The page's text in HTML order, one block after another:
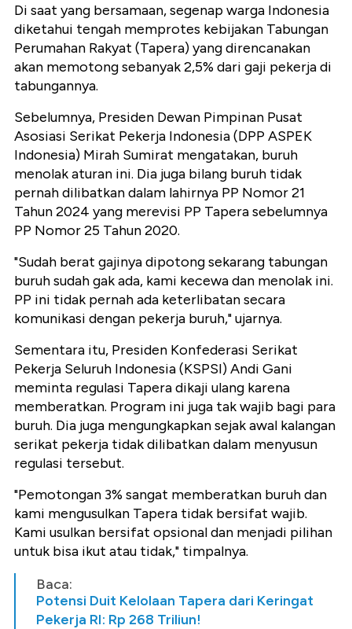
Di saat yang bersamaan, segenap warga Indonesia
diketahui tengah memprotes kebijakan Tabungan
Perumahan Rakyat (Tapera) yang direncanakan
akan memotong sebanyak 2,5% dari gaji pekerja di
tabungannya.
Sebelumnya, Presiden Dewan Pimpinan Pusat
Asosiasi Serikat Pekerja Indonesia (DPP ASPEK
Indonesia) Mirah Sumirat mengatakan, buruh
menolak aturan ini. Dia juga bilang buruh tidak
pernah dilibatkan dalam lahirnya PP Nomor 21
Tahun 2024 yang merevisi PP Tapera sebelumnya
PP Nomor 25 Tahun 2020.
"Sudah berat gajinya dipotong sekarang tabungan
buruh sudah gak ada, kami kecewa dan menolak ini.
PP ini tidak pernah ada keterlibatan secara
komunikasi dengan pekerja buruh," ujarnya.
Sementara itu, Presiden Konfederasi Serikat
Pekerja Seluruh Indonesia (KSPSI) Andi Gani
meminta regulasi Tapera dikaji ulang karena
memberatkan. Program ini juga tak wajib bagi para
buruh. Dia juga mengungkapkan sejak awal kalangan
serikat pekerja tidak dilibatkan dalam menyusun
regulasi tersebut.
"Pemotongan 3% sangat memberatkan buruh dan
kami mengusulkan Tapera tidak bersifat wajib.
Kami usulkan bersifat opsional dan menjadi pilihan
untuk bisa ikut atau tidak," timpalnya.
Baca:
Potensi Duit Kelolaan Tapera dari Keringat
Pekerja RI: Rp 268 Triliun!